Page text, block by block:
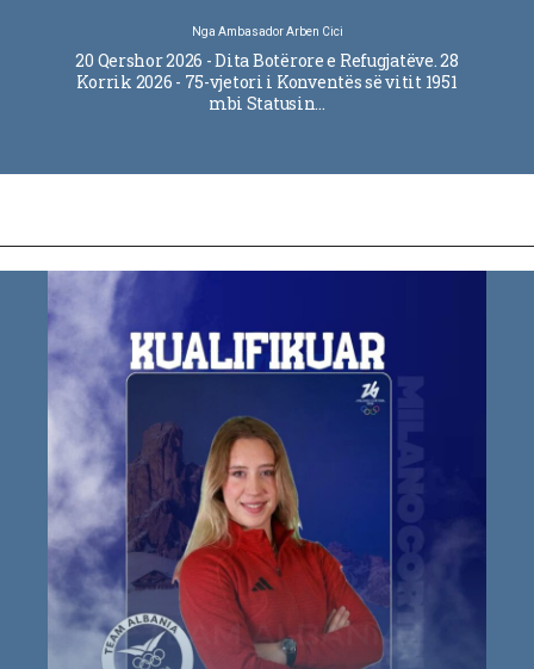
Nga Ambasador Arben Cici
20 Qershor 2026 - Dita Botërore e Refugjatëve. 28
Korrik 2026 - 75-vjetori i Konventës së vitit 1951
mbi Statusin…